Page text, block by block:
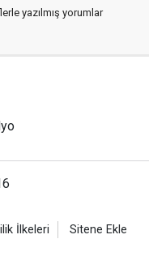
yazılmış yorumlar
İlkeleri Sitene Ekle